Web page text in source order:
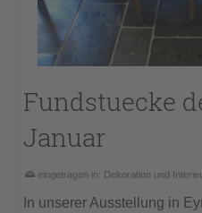
Fundstuecke
Januar
eingetragen in: Dekoration und
In unserer Ausstellung in